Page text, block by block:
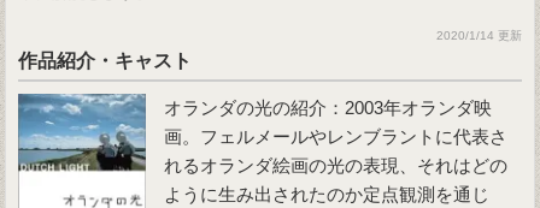
2020/1/14 更新
作品紹介・キャスト
オランダの光の紹介：2003年オランダ映
画。フェルメールやレンブラントに代表さ
れるオランダ絵画の光の表現、それはどの
ように生み出されたのか定点観測を通じ